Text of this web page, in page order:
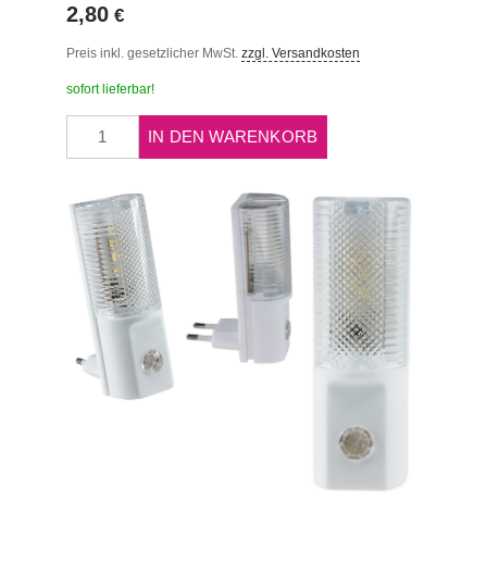
2,80
Preis inkl. gesetzlicher MwSt. zzgl. Versandkosten
sofort lieferbar!
IN DEN WARENKORB